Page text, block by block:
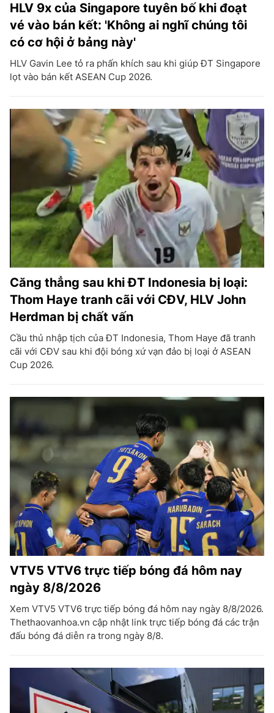
HLV 9x của Singapore tuyên bố khi đoạt
vé vào bán kết: 'Không ai nghĩ chúng tôi
có cơ hội ở bảng này'
HLV Gavin Lee tỏ ra phấn khích sau khi giúp ĐT Singapore
lọt vào bán kết ASEAN Cup 2026.
Căng thẳng sau khi ĐT Indonesia bị loại:
Thom Haye tranh cãi với CĐV, HLV John
Herdman bị chất vấn
Cầu thủ nhập tịch của ĐT Indonesia, Thom Haye đã tranh
cãi với CĐV sau khi đội bóng xứ vạn đảo bị loại ở ASEAN
Cup 2026.
VTV5 VTV6 trực tiếp bóng đá hôm nay
ngày 8/8/2026
Xem VTV5 VTV6 trực tiếp bóng đá hôm nay ngày 8/8/2026.
Thethaovanhoa.vn cập nhật link trực tiếp bóng đá các trận
đấu bóng đá diễn ra trong ngày 8/8.